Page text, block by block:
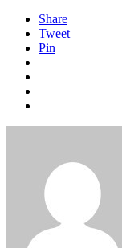
Share
Tweet
Pin